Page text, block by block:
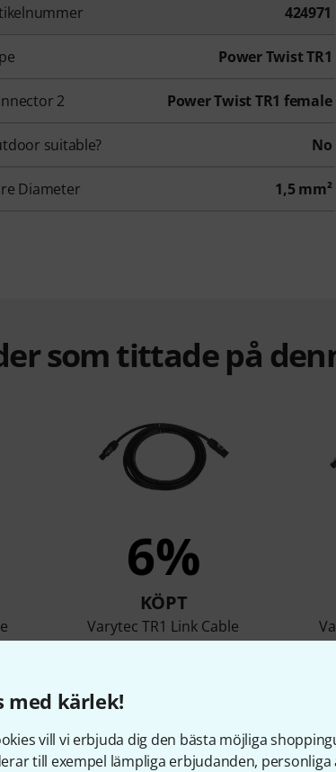
med kärlek!
vill vi erbjuda dig den bästa möjliga
till exempel lämpliga erbjudanden,
424971
Power Twist TR1
2 Power Twist TR1 female
suitable? No
Diameter 1,5 mm²
som tittade på
6%
KÖPT
Varytec TR1 Link Cable
3x2,5mm² 5,0m
Jämför